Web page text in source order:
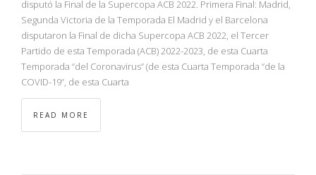
disputó la Final de la Supercopa ACB 2022. Primera Final: Madrid,
Segunda Victoria de la Temporada El Madrid y el Barcelona
disputaron la Final de dicha Supercopa ACB 2022, el Tercer
Partido de esta Temporada (ACB) 2022-2023, de esta Cuarta
Temporada “del Coronavirus” (de esta Cuarta Temporada “de la
COVID-19”, de esta Cuarta
READ MORE